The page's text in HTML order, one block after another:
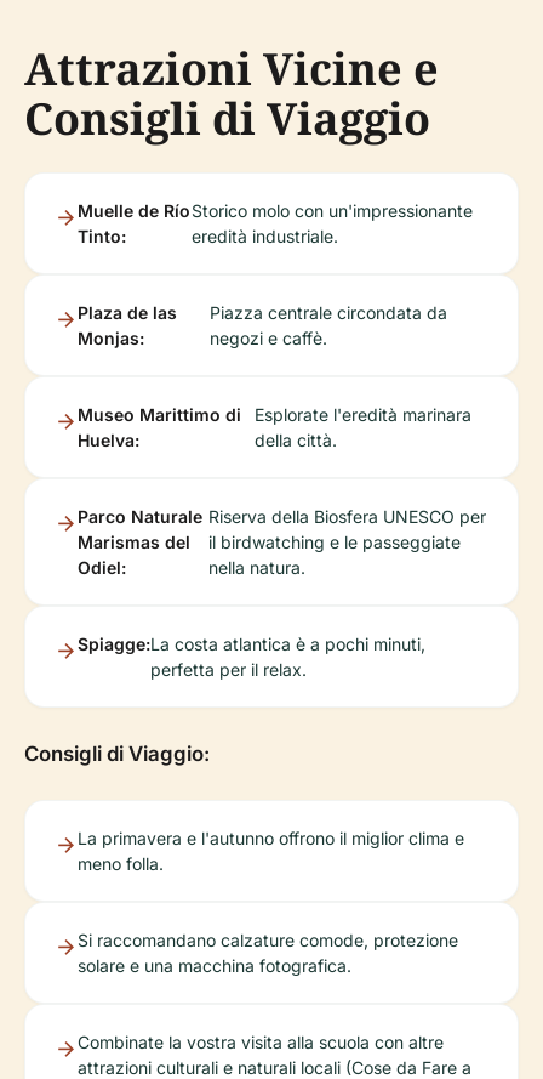
Attrazioni Vicine e
Consigli di Viaggio
Muelle de Río
Tinto:
Storico molo con un'impressionante
eredità industriale.
Plaza de las
Monjas:
Piazza centrale circondata da
negozi e caffè.
Museo Marittimo di
Huelva:
Esplorate l'eredità marinara
della città.
Parco Naturale
Marismas del
Odiel:
Riserva della Biosfera UNESCO per
il birdwatching e le passeggiate
nella natura.
Spiagge:La costa atlantica è a pochi minuti,
perfetta per il relax.
Consigli di Viaggio:
La primavera e l'autunno offrono il miglior clima e
meno folla.
Si raccomandano calzature comode, protezione
solare e una macchina fotografica.
Combinate la vostra visita alla scuola con altre
attrazioni culturali e naturali locali (Cose da Fare a